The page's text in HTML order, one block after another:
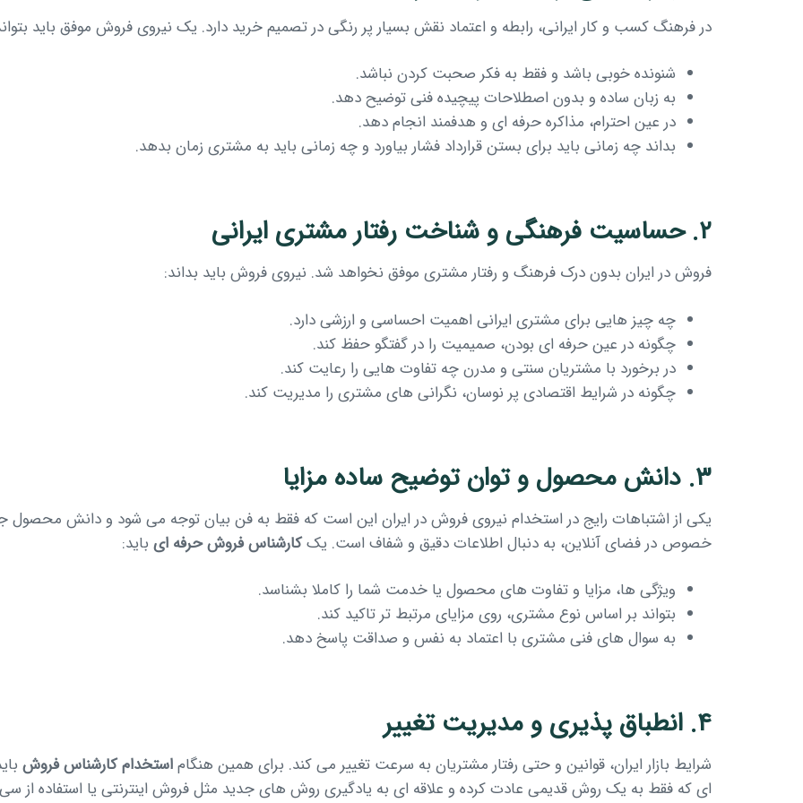
در فرهنگ کسب و کار ایرانی، رابطه و اعتماد نقش بسیار پر رنگی در تصمیم خرید دارد. یک نیروی فروش موفق باید
شنونده خوبی باشد و فقط به فکر صحبت کردن نباشد.
به زبان ساده و بدون اصطلاحات پیچیده فنی توضیح دهد.
در عین احترام، مذاکره حرفه ای و هدفمند انجام دهد.
بداند چه زمانی باید برای بستن قرارداد فشار بیاورد و چه زمانی باید به مشتری زمان بدهد.
۲. حساسیت فرهنگی و شناخت رفتار مشتری ایرانی
فروش در ایران بدون درک فرهنگ و رفتار مشتری موفق نخواهد شد. نیروی فروش باید بداند:
چه چیز هایی برای مشتری ایرانی اهمیت احساسی و ارزشی دارد.
چگونه در عین حرفه ای بودن، صمیمیت را در گفتگو حفظ کند.
در برخورد با مشتریان سنتی و مدرن چه تفاوت هایی را رعایت کند.
چگونه در شرایط اقتصادی پر نوسان، نگرانی های مشتری را مدیریت کند.
۳. دانش محصول و توان توضیح ساده مزایا
یکی از اشتباهات رایج در استخدام نیروی فروش در ایران این است که فقط به فن بیان توجه می شود و دانش محصول
خصوص در فضای آنلاین، به دنبال اطلاعات دقیق و شفاف است. یککارشناس فروش حرفه ای باید:
ویژگی ها، مزایا و تفاوت های محصول یا خدمت شما را کاملا بشناسد.
بتواند بر اساس نوع مشتری، روی مزایای مرتبط تر تاکید کند.
به سوال های فنی مشتری با اعتماد به نفس و صداقت پاسخ دهد.
۴. انطباق پذیری و مدیریت تغییر
شرایط بازار ایران، قوانین و حتی رفتار مشتریان به سرعت تغییر می کند. برای همین هنگاماستخدام کارشناس فروش
ای که فقط به یک روش قدیمی عادت کرده و علاقه ای به یادگیری روش های جدید مثل فروش اینترنتی یا استفاده از سی